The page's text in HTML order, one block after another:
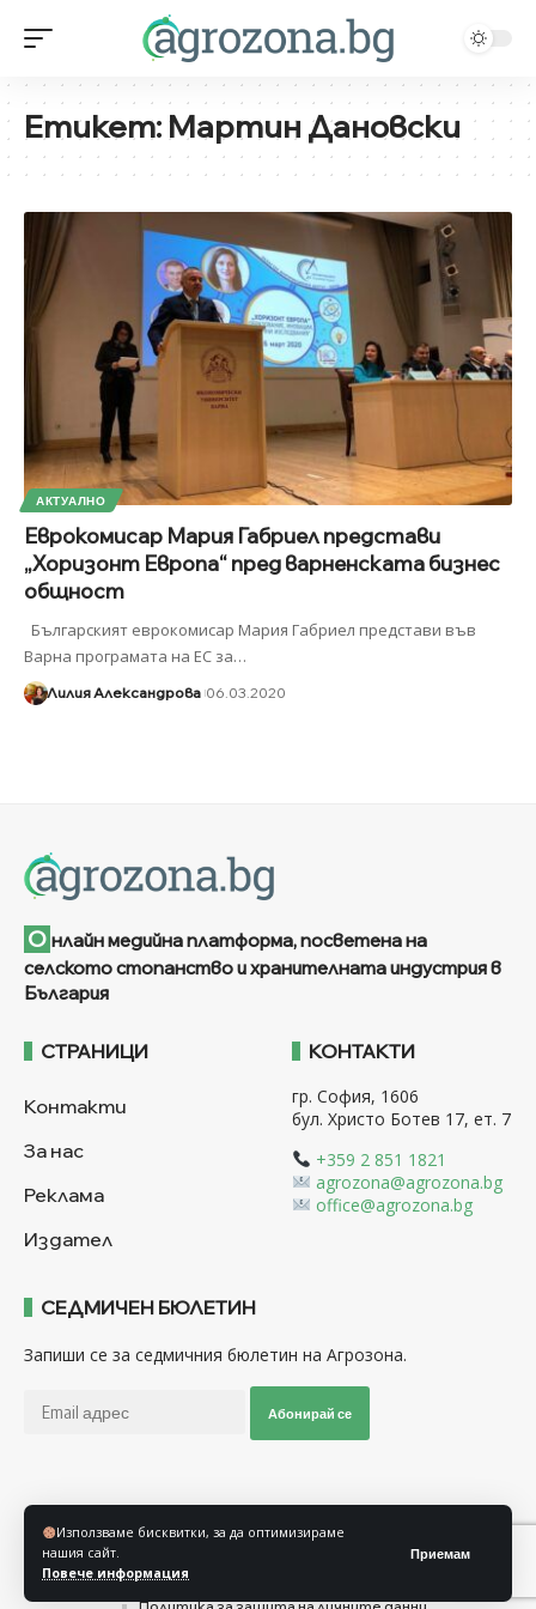
Използваме бисквитки, за да оптимизираме
нашия сайт.
Повече информация
Приемам
Етикет:Мартин Дановски
АКТУАЛНО
Еврокомисар Мария Габриел представи
„Хоризонт Европа“ пред варненската бизнес
общност
Българският еврокомисар Мария Габриел представи във
Варна програмата на ЕС за…
Лилия Александрова 06.03.2020
О нлайн медийна платформа, посветена на
селското стопанство и хранителната индустрия в
България
СТРАНИЦИ
Контакти
За нас
Реклама
Издател
КОНТАКТИ
гр. София, 1606
бул. Христо Ботев 17, ет. 7
+359 2 851 1821
agrozona@agrozona.bg
office@agrozona.bg
СЕДМИЧЕН БЮЛЕТИН
Запиши се за седмичния бюлетин на Агрозона.
Абонирай се
Общи условия
Политика за използване на “Бисквитки”